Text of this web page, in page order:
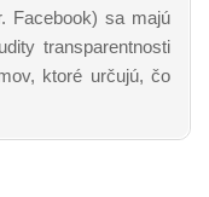
Facebook) sa majú
transparentnosti
ktoré určujú, čo